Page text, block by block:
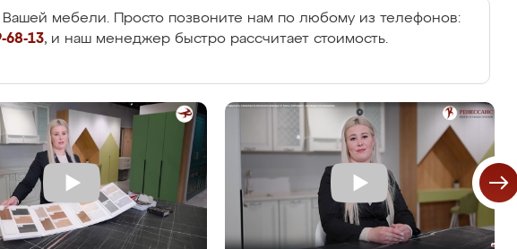
Вашей мебели. Просто позвоните нам по любому из телефонов:
68-13, и наш менеджер быстро рассчитает стоимость.